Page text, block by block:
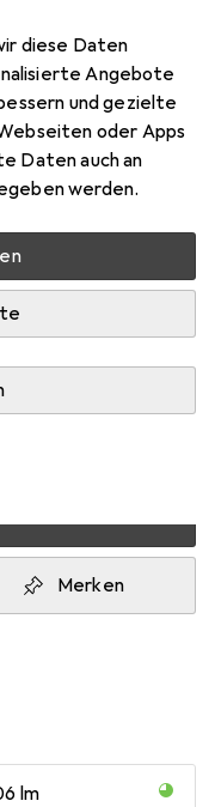
diese Daten
Angebote
und gezielte
oder Apps
Daten auch an
werden.
Lieferanten
Merken
lm